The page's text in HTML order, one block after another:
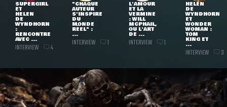
SUPERGIRL
ET
HELEN
DE
WYNDHORN
:
RENCONTRE
AVEC ...
INTERVIEW 4
"CHAQUE
AUTEUR
S'INSPIRE
DU
MONDE
RÉEL" :
...
INTERVIEW 1
L'AMOUR
ET LA
VERMINE
: WILL
MCPHAIL,
OU L'ART
DE ...
INTERVIEW 1
HELEN
DE
WYNDHORN
ET
WONDER
WOMAN :
TOM
KING ET
...
INTERVIEW 3